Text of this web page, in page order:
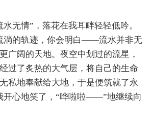
无情”，落花在我耳畔轻轻低吟。
淌的轨迹，你会明白——流水并非无
广阔的天地。夜空中划过的流星，
过了炙热的大气层，将自己的生命
私地奉献给大地，于是便筑就了永
开心地笑了，“哗啦啦——”地继续向